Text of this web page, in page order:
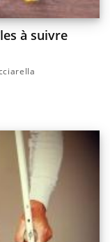
à suivre